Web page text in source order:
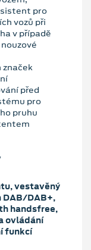
pro
vozů při
v případě
značek
před
pro
pruhu
vestavěný
DAB/DAB+,
handsfree,
ovládání
funkcí